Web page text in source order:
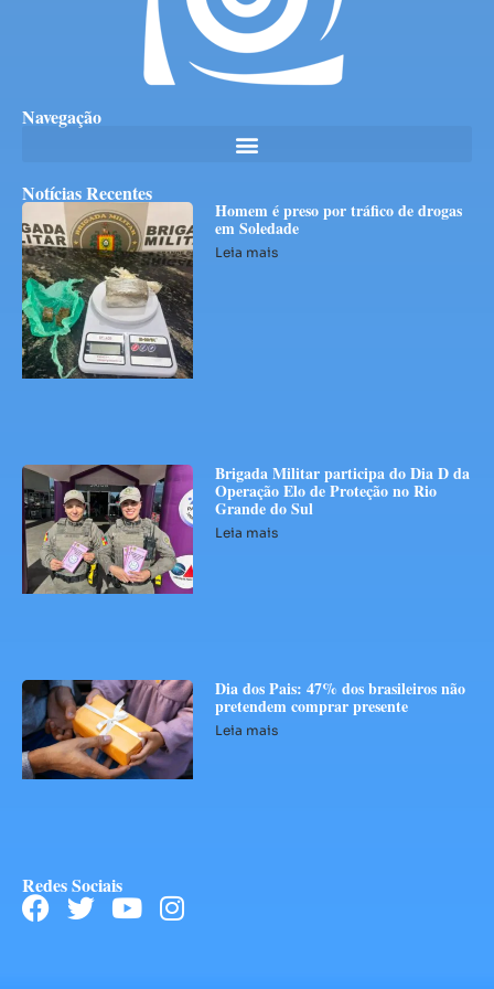
Navegação
Notícias Recentes
Homem é preso por tráfico de drogas
em Soledade
Leia mais
Brigada Militar participa do Dia D da
Operação Elo de Proteção no Rio
Grande do Sul
Leia mais
Dia dos Pais: 47% dos brasileiros não
pretendem comprar presente
Leia mais
Redes Sociais